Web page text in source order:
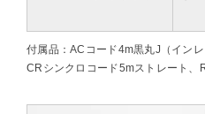
付属品：ACコード4m黒丸J（イン
CRシンクロコード5mストレート、